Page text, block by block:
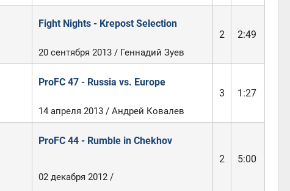
Fight Nights - Krepost Selection
2
2:49
20 сентября 2013 / Геннадий Зуев
ProFC 47 - Russia vs. Europe
3
1:27
14 апреля 2013 / Андрей Ковалев
ProFC 44 - Rumble in Chekhov
2
5:00
02 декабря 2012 /